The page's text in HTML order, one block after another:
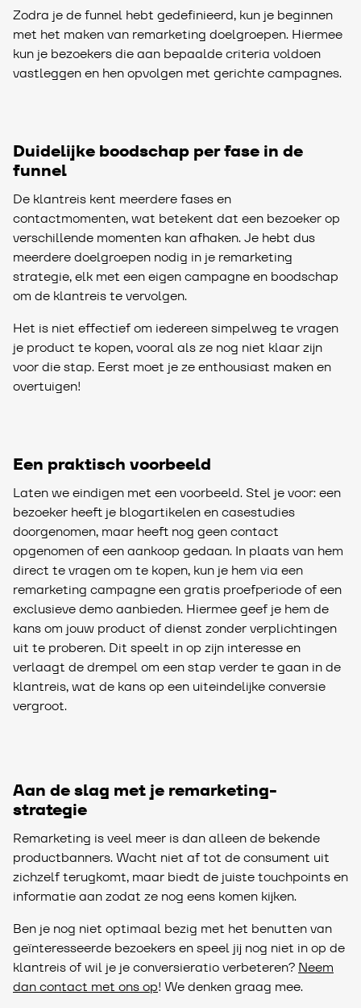
Zodra je de funnel hebt gedefinieerd, kun je beginnen
met het maken van remarketing doelgroepen. Hiermee
kun je bezoekers die aan bepaalde criteria voldoen
vastleggen en hen opvolgen met gerichte campagnes.
Duidelijke boodschap per fase in de
funnel
De klantreis kent meerdere fases en
contactmomenten, wat betekent dat een bezoeker op
verschillende momenten kan afhaken. Je hebt dus
meerdere doelgroepen nodig in je remarketing
strategie, elk met een eigen campagne en boodschap
om de klantreis te vervolgen.
Het is niet effectief om iedereen simpelweg te vragen
je product te kopen, vooral als ze nog niet klaar zijn
voor die stap. Eerst moet je ze enthousiast maken en
overtuigen!
Een praktisch voorbeeld
Laten we eindigen met een voorbeeld. Stel je voor: een
bezoeker heeft je blogartikelen en casestudies
doorgenomen, maar heeft nog geen contact
opgenomen of een aankoop gedaan. In plaats van hem
direct te vragen om te kopen, kun je hem via een
remarketing campagne een gratis proefperiode of een
exclusieve demo aanbieden. Hiermee geef je hem de
kans om jouw product of dienst zonder verplichtingen
uit te proberen. Dit speelt in op zijn interesse en
verlaagt de drempel om een stap verder te gaan in de
klantreis, wat de kans op een uiteindelijke conversie
vergroot.
Aan de slag met je remarketing-
strategie
Remarketing is veel meer is dan alleen de bekende
productbanners. Wacht niet af tot de consument uit
zichzelf terugkomt, maar biedt de juiste touchpoints en
informatie aan zodat ze nog eens komen kijken.
Ben je nog niet optimaal bezig met het benutten van
geïnteresseerde bezoekers en speel jij nog niet in op de
klantreis of wil je je conversieratio verbeteren? Neem
dan contact met ons op! We denken graag mee.